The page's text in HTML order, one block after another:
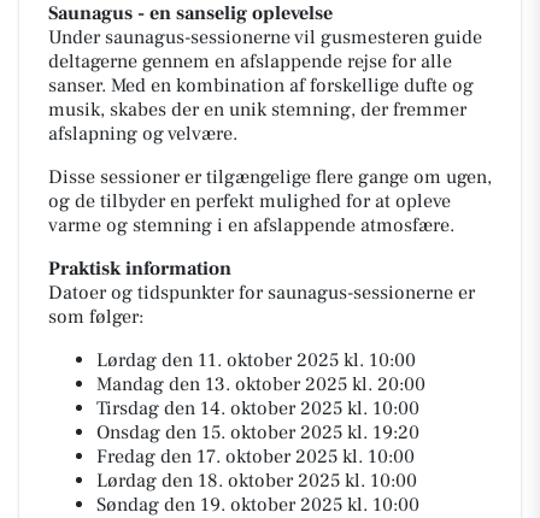
Saunagus - en sanselig oplevelse
Under saunagus-sessionerne vil gusmesteren guide
deltagerne gennem en afslappende rejse for alle
sanser. Med en kombination af forskellige dufte og
musik, skabes der en unik stemning, der fremmer
afslapning og velvære.
Disse sessioner er tilgængelige flere gange om ugen,
og de tilbyder en perfekt mulighed for at opleve
varme og stemning i en afslappende atmosfære.
Praktisk information
Datoer og tidspunkter for saunagus-sessionerne er
som følger:
Lørdag den 11. oktober 2025 kl. 10:00
Mandag den 13. oktober 2025 kl. 20:00
Tirsdag den 14. oktober 2025 kl. 10:00
Onsdag den 15. oktober 2025 kl. 19:20
Fredag den 17. oktober 2025 kl. 10:00
Lørdag den 18. oktober 2025 kl. 10:00
Søndag den 19. oktober 2025 kl. 10:00